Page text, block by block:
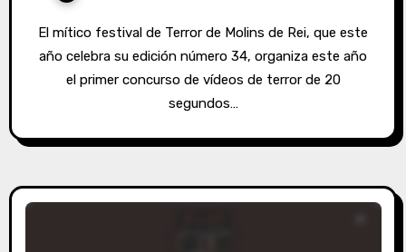
El mítico festival de Terror de Molins de Rei, que este
año celebra su edición número 34, organiza este año
el primer concurso de vídeos de terror de 20
segundos…